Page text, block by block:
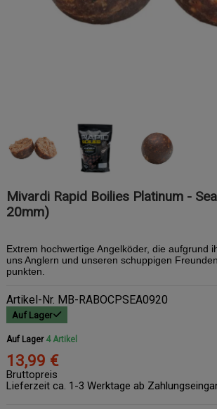
Mivardi Rapid Boilies Platinum - Sea
20mm)
Extrem hochwertige Angelköder, die aufgrund
uns Anglern und unseren schuppigen
punkten.
Artikel-Nr. MB-RABOCPSEA0920
Auf Lager
Auf Lager 4 Artikel
13,99 €
Bruttopreis
Lieferzeit ca. 1-3 Werktage ab